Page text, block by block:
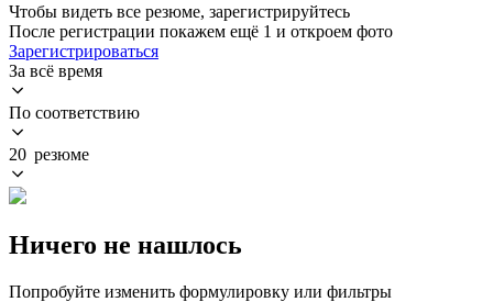
Чтобы видеть все резюме, зарегистрируйтесь
После регистрации покажем ещё 1 и откроем фото
Зарегистрироваться
За всё время
По соответствию
20 резюме
Ничего не нашлось
Попробуйте изменить формулировку или фильтры